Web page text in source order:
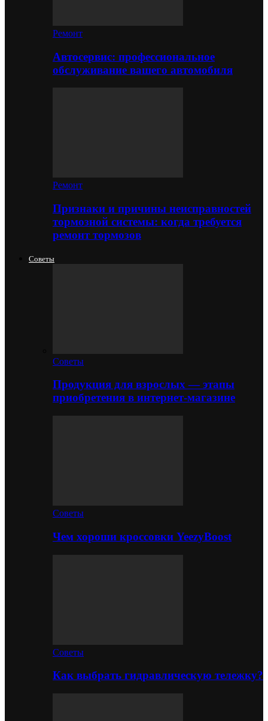
Ремонт
Автосервис: профессиональное
обслуживание вашего автомобиля
Ремонт
Признаки и причины неисправностей
тормозной системы: когда требуется
ремонт тормозов
Советы
Советы
Продукция для взрослых — этапы
приобретения в интернет-магазине
Советы
Чем хороши кроссовки YeezyBoost
Советы
Как выбрать гидравлическую тележку?